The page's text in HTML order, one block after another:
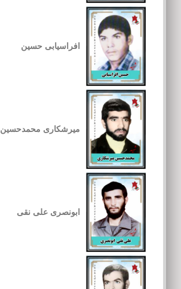
افراسیابی حسین
میرشکاری محمدحسین
ابونصری علی نقی